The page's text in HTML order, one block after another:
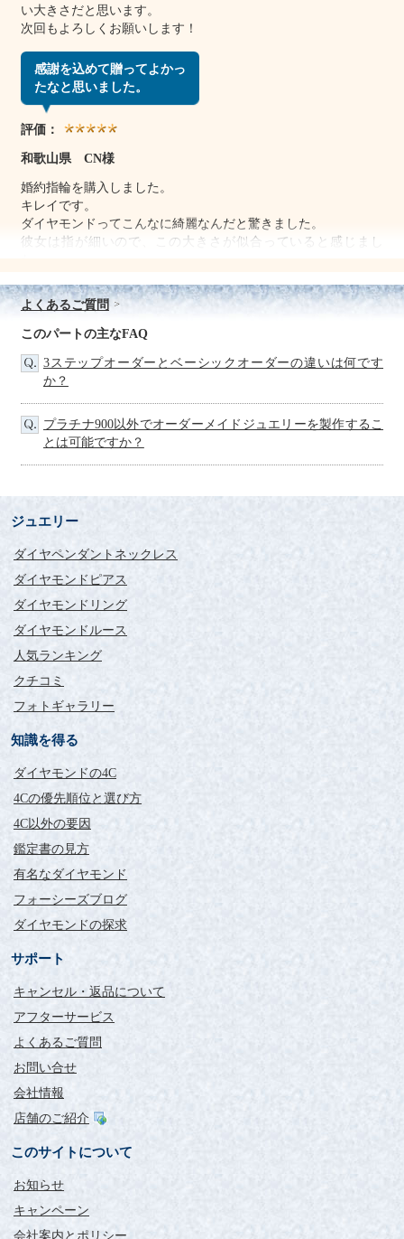
い大きさだと思います。
次回もよろしくお願いします！
感謝を込めて贈ってよかっ
たなと思いました。
評価：
和歌山県 CN様
婚約指輪を購入しました。
キレイです。
ダイヤモンドってこんなに綺麗なんだと驚きました。
彼女は指が細いので、この大きさが似合っていると感じまし
もあって、最終的にフォーシーズで購入を決めました。
誕生日にサプライズで渡すと決めて、好きなデザインは何とな
く分かっていたので、すごく気に入ってもらえてホッとしまし
長い間待ってくれていた彼女に感謝を込めて贈ってよかったな
と思いました。
婚約指輪を買うなら本当におすすめのお店です。
毎日家でつけて眺めていま
す笑。
中高の友人から以前「とてもよかった！」と話を聞いていたの
を覚えていて、今回婚約指輪を選ぶ際に改めて友人に教えても
らい検討の結果、こちらで注文しました。
納品日前倒しで早く到着して嬉しいです。
また注文や配達のタイミングで丁寧にご連絡頂けたので安心で
ブランドものも見ていましたが、同じ価格帯の他社製品より、
ずっと大きくそして質のよいものを、コスパよく手にいれるこ
と思っています。
笑。
そんな私の姿を彼もとても喜んでくれます。
来月の両家顔合わせでのお披露目が楽しみです。
ましたが、他機関による鑑定書がついていて安心です。
また刻印や誕生石が無料サービスだったこと、永年サイズ直し
これから末永くよろしくお願いします！！
す。
評価：
和歌山県 KK様
実際に店舗に行き婚約指輪を購入しました。
こちらに来る前に他の店舗も回って行ったのですが、御社のサ
イトでダイヤモンドの価格を大まかに調べておりましたので、
私たちの予算内で買えるダイヤモンドの大きさやグレードが全
すると同時に即決とあいなりました。
しました。
出来上がったリングはダイヤモンドが目立ちすごく綺麗で、彼
女ともども喜んでおります。
よくあるご質問
このパートの主なFAQ
3ステップオーダーとベーシックオーダーの違いは何です
か？
プラチナ900以外でオーダーメイドジュエリーを製作するこ
とは可能ですか？
ジュエリー
ダイヤペンダントネックレス
ダイヤモンドピアス
ダイヤモンドリング
ダイヤモンドルース
人気ランキング
クチコミ
フォトギャラリー
知識を得る
ダイヤモンドの4C
4Cの優先順位と選び方
4C以外の要因
鑑定書の見方
有名なダイヤモンド
フォーシーズブログ
ダイヤモンドの探求
サポート
キャンセル・返品について
アフターサービス
よくあるご質問
お問い合せ
会社情報
店舗のご紹介
このサイトについて
お知らせ
キャンペーン
会社案内とポリシー